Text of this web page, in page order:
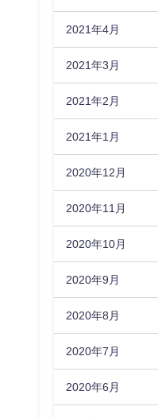
2021年4月
2021年3月
2021年2月
2021年1月
2020年12月
2020年11月
2020年10月
2020年9月
2020年8月
2020年7月
2020年6月